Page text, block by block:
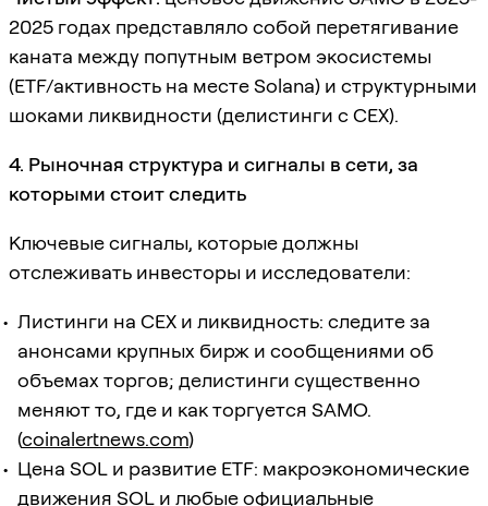
2025 годах представляло собой перетягивание
каната между попутным ветром экосистемы
(ETF/активность на месте Solana) и структурными
шоками ликвидности (делистинги с CEX).
4. Рыночная структура и сигналы в сети, за
которыми стоит следить
Ключевые сигналы, которые должны
отслеживать инвесторы и исследователи:
Листинги на CEX и ликвидность: следите за
анонсами крупных бирж и сообщениями об
объемах торгов; делистинги существенно
меняют то, где и как торгуется SAMO.
(coinalertnews.com)
Цена SOL и развитие ETF: макроэкономические
движения SOL и любые официальные